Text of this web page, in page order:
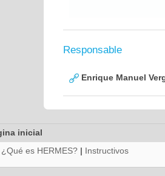
Responsable
Enrique Manuel
inicial
¿Qué es HERMES? | Instructivos